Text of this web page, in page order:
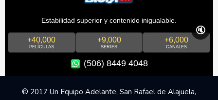
Estabilidad superior y contenido inigualable.
+40,000
PELÍCULAS
+9,000
SERIES
+6,000
CANALES
(506) 8449 4048
🔇
© 2017 Un Equipo Adelante, San Rafael de Alajuela,